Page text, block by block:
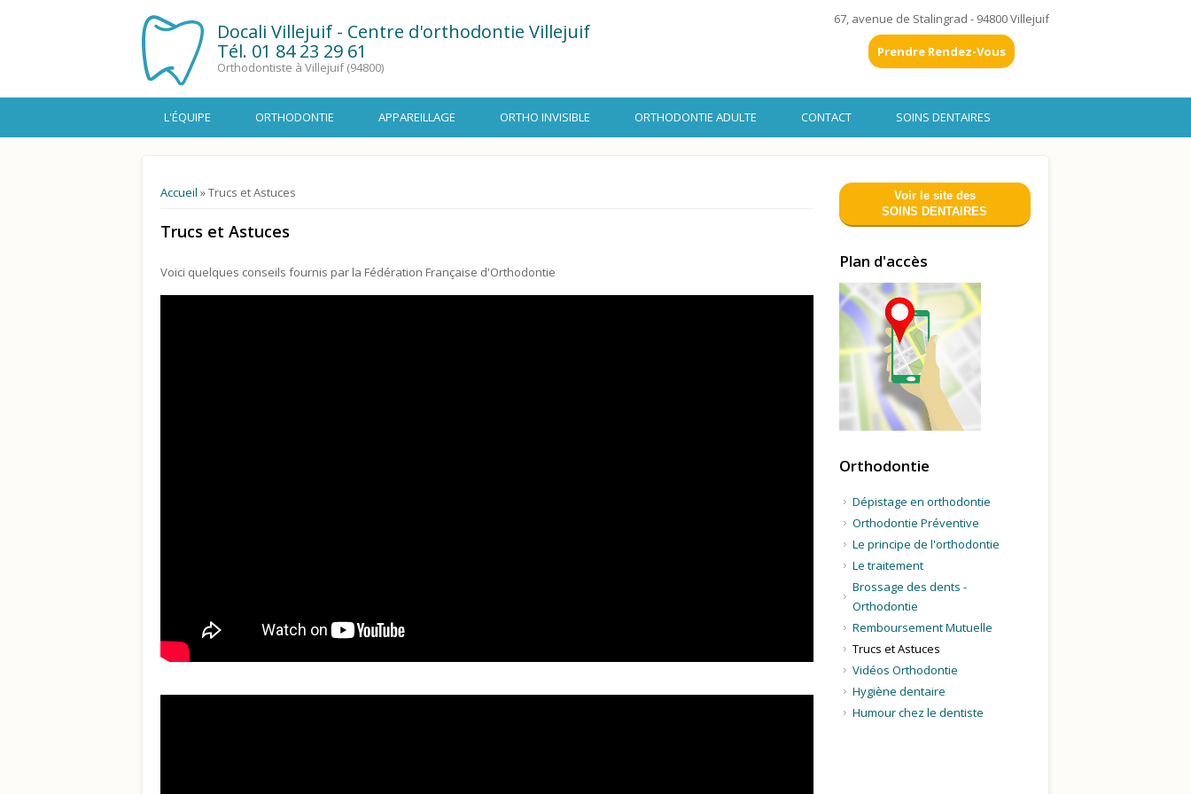
67, avenue de Stalingrad - 94800 Villejuif
Prendre Rendez-Vous
Docali Villejuif - Centre d'orthodontie Villejuif
Tél. 01 84 23 29 61
Orthodontiste à Villejuif (94800)
L'ÉQUIPE ORTHODONTIE APPAREILLAGE ORTHO INVISIBLE ORTHODONTIE ADULTE CONTACT SOINS DENTAIRES
Vous êtes ici
Accueil » Trucs et Astuces
Trucs et Astuces
Voici quelques conseils fournis par la Fédération Française d'Orthodontie
Voir le site des
SOINS DENTAIRES
Plan d'accès
Orthodontie
Dépistage en orthodontie
Orthodontie Préventive
Le principe de l'orthodontie
Le traitement
Brossage des dents -
Orthodontie
Remboursement Mutuelle
Trucs et Astuces
Vidéos Orthodontie
Hygiène dentaire
Humour chez le dentiste